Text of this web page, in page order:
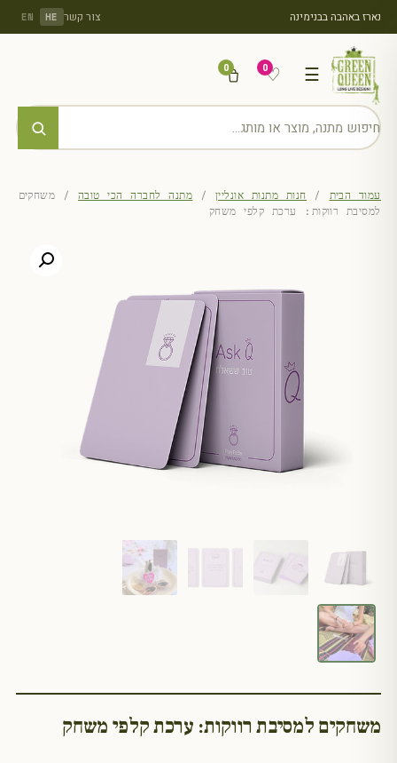
נארז באהבה בבנימינה צור קשר HE
EN
☰
♡
0
0
עמוד הבית / חנות מתנות אונליין / מתנה לחברה הכי טובה / משחקים
למסיבת רווקות: ערכת קלפי משחק
משחקים למסיבת רווקות: ערכת קלפי משחק